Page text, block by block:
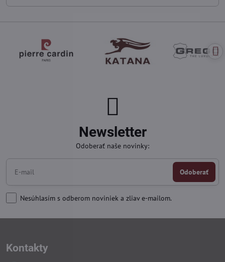
Newsletter
Odoberať naše novinky:
Odoberať
Nesúhlasím s odberom noviniek a zliav e-mailom.
Kontakty